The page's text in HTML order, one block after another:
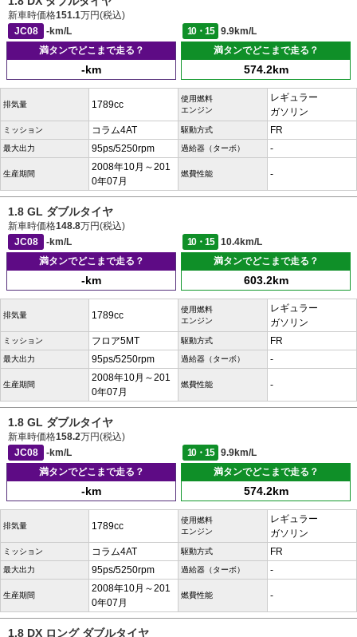
新車時価格151.1万円(税込)
JC08
-km/L 10・15
9.9km/L
満タンでどこまで走る？
-km
満タンでどこまで走る？
574.2km
排気量 1789cc
使用燃料
エンジン
レギュラー
ガソリン
ミッション コラム4AT 駆動方式 FR
最大出力 95ps/5250rpm 過給器（ターボ） -
生産期間
2008年10月～201
0年07月
燃費性能 -
1.8 GL ダブルタイヤ
新車時価格148.8万円(税込)
JC08
-km/L 10・15
10.4km/L
満タンでどこまで走る？
-km
満タンでどこまで走る？
603.2km
排気量 1789cc
使用燃料
エンジン
レギュラー
ガソリン
ミッション フロア5MT 駆動方式 FR
最大出力 95ps/5250rpm 過給器（ターボ） -
生産期間
2008年10月～201
0年07月
燃費性能 -
1.8 GL ダブルタイヤ
新車時価格158.2万円(税込)
JC08
-km/L 10・15
9.9km/L
満タンでどこまで走る？
-km
満タンでどこまで走る？
574.2km
排気量 1789cc
使用燃料
エンジン
レギュラー
ガソリン
ミッション コラム4AT 駆動方式 FR
最大出力 95ps/5250rpm 過給器（ターボ） -
生産期間
2008年10月～201
0年07月
燃費性能 -
1.8 DX ロング ダブルタイヤ